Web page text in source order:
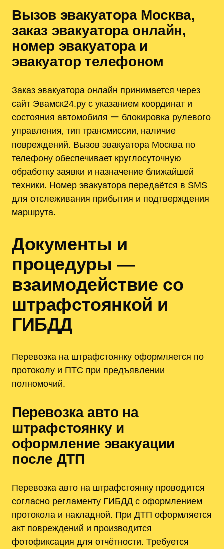
Вызов эвакуатора Москва‚
заказ эвакуатора онлайн‚
номер эвакуатора и
эвакуатор телефоном
Заказ эвакуатора онлайн принимается через
сайт Эвамск24.ру с указанием координат и
состояния автомобиля ー блокировка рулевого
управления‚ тип трансмиссии‚ наличие
повреждений. Вызов эвакуатора Москва по
телефону обеспечивает круглосуточную
обработку заявки и назначение ближайшей
техники. Номер эвакуатора передаётся в SMS
для отслеживания прибытия и подтверждения
маршрута.
Документы и
процедуры —
взаимодействие со
штрафстоянкой и
ГИБДД
Перевозка на штрафстоянку оформляется по
протоколу и ПТС при предъявлении
полномочий.
Перевозка авто на
штрафстоянку и
оформление эвакуации
после ДТП
Перевозка авто на штрафстоянку проводится
согласно регламенту ГИБДД с оформлением
протокола и накладной. При ДТП оформляется
акт повреждений и производится
фотофиксация для отчётности. Требуется